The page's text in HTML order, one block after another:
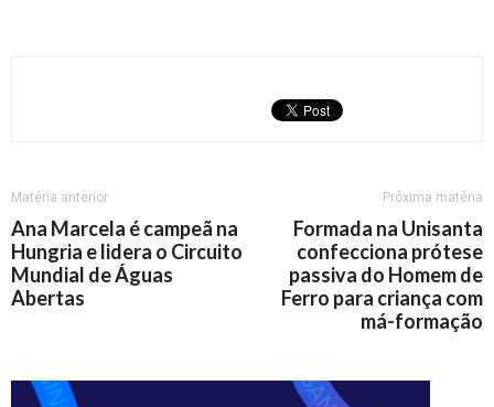
Matéria anterior
Ana Marcela é campeã na
Hungria e lidera o Circuito
Mundial de Águas
Abertas
Próxima matéria
Formada na Unisanta
confecciona prótese
passiva do Homem de
Ferro para criança com
má-formação